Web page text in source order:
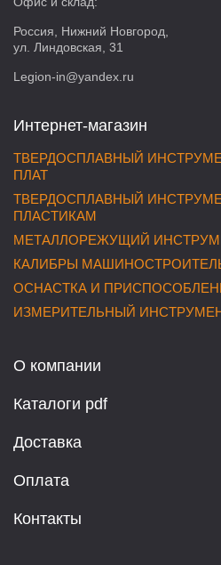
Россия, Нижний Новгород,
ул. Линдовская, 31
Legion-in@yandex.ru
Интернет-магазин
ТВЕРДОСПЛАВНЫЙ
ПЛАТ
ТВЕРДОСПЛАВНЫЙ
ПЛАСТИКАМ
МЕТАЛЛОРЕЖУЩИЙ
КАЛИБРЫ
ОСНАСТКА И
ИЗМЕРИТЕЛЬНЫЙ
О компании
Каталоги pdf
Доставка
Оплата
Контакты